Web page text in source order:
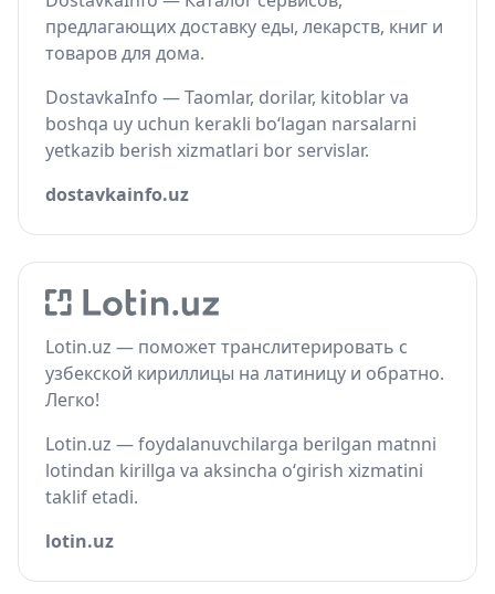
предлагающих доставку еды, лекарств, книг и
товаров для дома.
DostavkaInfo — Taomlar, dorilar, kitoblar va
boshqa uy uchun kerakli bo‘lagan narsalarni
yetkazib berish xizmatlari bor servislar.
dostavkainfo.uz
Lotin.uz — поможет транслитерировать с
узбекской кириллицы на латиницу и обратно.
Легко!
Lotin.uz — foydalanuvchilarga berilgan matnni
lotindan kirillga va aksincha o‘girish xizmatini
taklif etadi.
lotin.uz